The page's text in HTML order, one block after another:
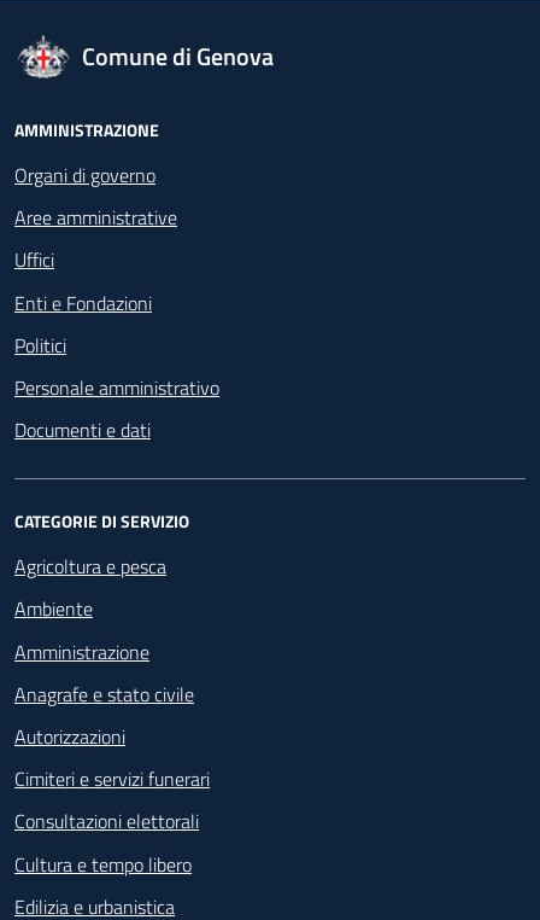
logo Unione Europea
Comune di Genova
Footer - Navigazione
AMMINISTRAZIONE
Organi di governo
Aree amministrative
Uffici
Enti e Fondazioni
Politici
Personale amministrativo
Documenti e dati
CATEGORIE DI SERVIZIO
Agricoltura e pesca
Ambiente
Amministrazione
Anagrafe e stato civile
Autorizzazioni
Cimiteri e servizi funerari
Consultazioni elettorali
Cultura e tempo libero
Edilizia e urbanistica